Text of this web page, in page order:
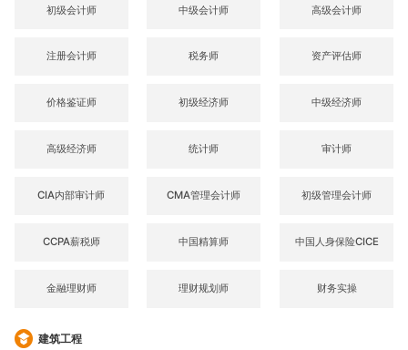
初级会计师 中级会计师 高级会计师
注册会计师 税务师 资产评估师
价格鉴证师 初级经济师 中级经济师
高级经济师 统计师 审计师
CIA内部审计师 CMA管理会计师 初级管理会计师
CCPA薪税师 中国精算师 中国人身保险CICE
金融理财师 理财规划师 财务实操
建筑工程